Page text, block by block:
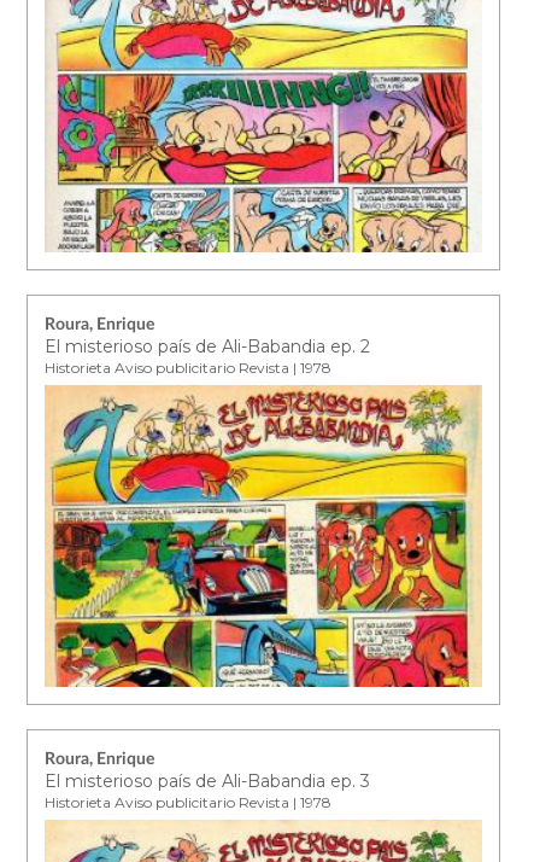
Roura, Enrique
El misterioso país de Ali-Babandia ep. 2
Historieta Aviso publicitario Revista | 1978
Roura, Enrique
El misterioso país de Ali-Babandia ep. 3
Historieta Aviso publicitario Revista | 1978